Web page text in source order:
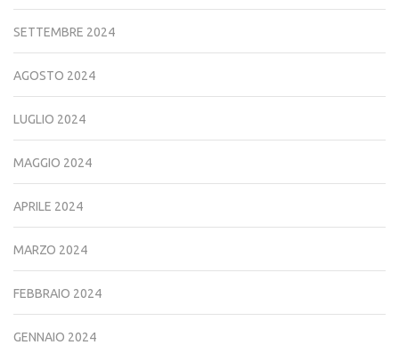
SETTEMBRE 2024
AGOSTO 2024
LUGLIO 2024
MAGGIO 2024
APRILE 2024
MARZO 2024
FEBBRAIO 2024
GENNAIO 2024